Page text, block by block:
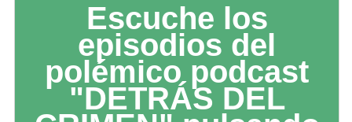
Escuche los
episodios del
polémico podcast
"DETRÁS DEL